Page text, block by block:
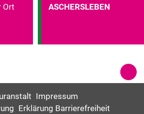
Ort
ASCHERSLEBEN
Impressum
Erklärung Barrierefreiheit